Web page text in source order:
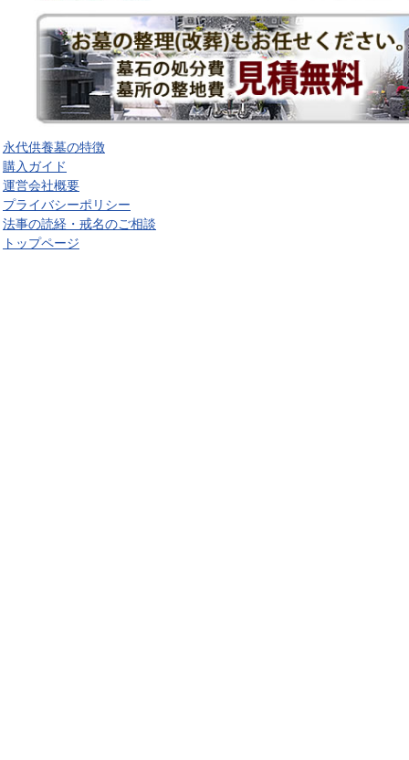
永代供養墓の特徴
購入ガイド
運営会社概要
プライバシーポリシー
法事の読経・戒名のご相談
トップページ